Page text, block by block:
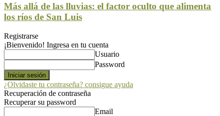
Más allá de las lluvias: el factor oculto que alimenta
los ríos de San Luis
Registrarse
¡Bienvenido! Ingresa en tu cuenta
Usuario
Password
¿Olvidaste tu contraseña? consigue ayuda
Recuperación de contraseña
Recuperar su password
Email